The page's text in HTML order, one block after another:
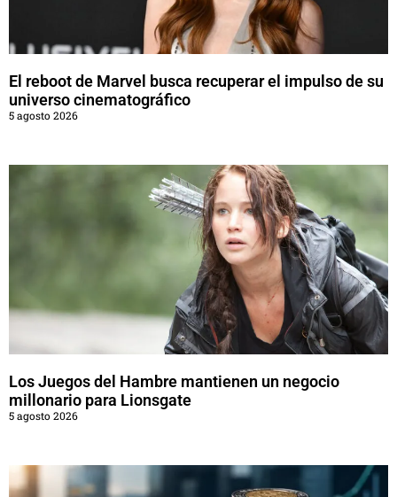
El reboot de Marvel busca recuperar el impulso de su
universo cinematográfico
5 agosto 2026
Los Juegos del Hambre mantienen un negocio
millonario para Lionsgate
5 agosto 2026